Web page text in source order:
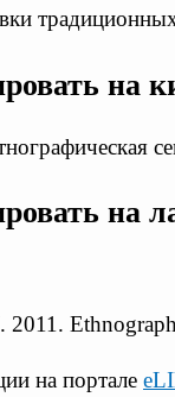
на
на
на портале